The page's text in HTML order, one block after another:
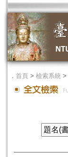
． 首頁 > 檢索系統 >